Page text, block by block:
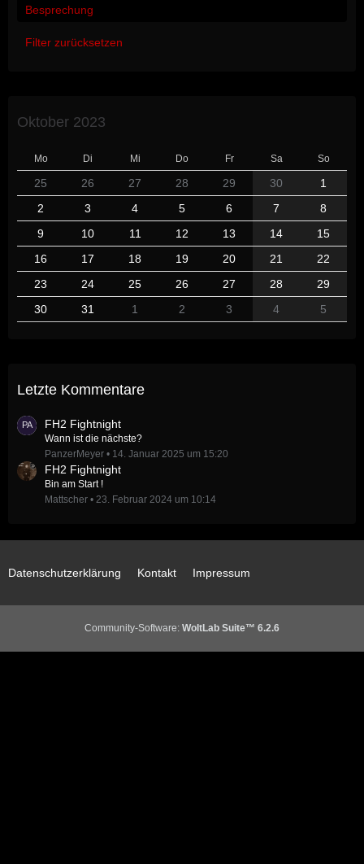
Besprechung
Filter zurücksetzen
Oktober 2023
Mo Di Mi Do Fr Sa So
25 26 27 28 29 30
1
2
3 4 5 6 7
8
9
10 11 12 13 14
15
16
17 18 19 20 21
22
23
24 25 26 27 28
29
30
31 1 2 3 4 5
Letzte Kommentare
FH2 Fightnight
Wann ist die nächste?
PanzerMeyer
14. Januar 2025 um 15:20
FH2 Fightnight
Bin am Start !
Mattscher
23. Februar 2024 um 10:14
Datenschutzerklärung Kontakt Impressum
Community-Software: WoltLab Suite™ 6.2.6